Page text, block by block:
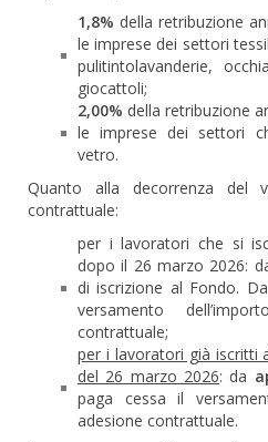
1,8% della retribuzione
le imprese dei settori
pulitintolavanderie,
giocattoli;
2,00% della retribuzione
le imprese dei settori
vetro.
Quanto alla decorrenza del
contrattuale:
per i lavoratori che si
dopo il 26 marzo 2026:
di iscrizione al Fondo.
versamento
contrattuale;
per i lavoratori già iscritti
del 26 marzo 2026: da
paga cessa il
adesione contrattuale.